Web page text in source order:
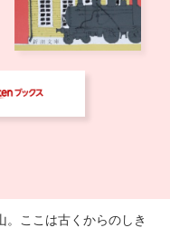
ここは古くからのしき